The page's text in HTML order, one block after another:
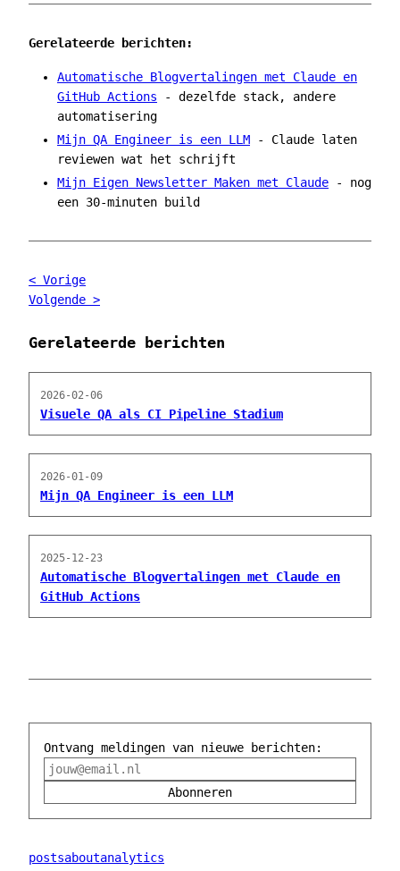
Gerelateerde berichten:
Automatische Blogvertalingen met Claude en
GitHub Actions - dezelfde stack, andere
automatisering
Mijn QA Engineer is een LLM - Claude laten
reviewen wat het schrijft
Mijn Eigen Newsletter Maken met Claude - nog
een 30-minuten build
< Vorige
Volgende >
Gerelateerde berichten
2026-02-06
Visuele QA als CI Pipeline Stadium
2026-01-09
Mijn QA Engineer is een LLM
2025-12-23
Automatische Blogvertalingen met Claude en
GitHub Actions
Ontvang meldingen van nieuwe berichten:
Abonneren
postsaboutanalytics